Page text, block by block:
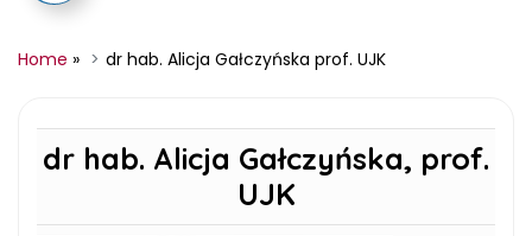
Home » dr hab. Alicja Gałczyńska prof. UJK
dr hab. Alicja Gałczyńska, prof.
UJK